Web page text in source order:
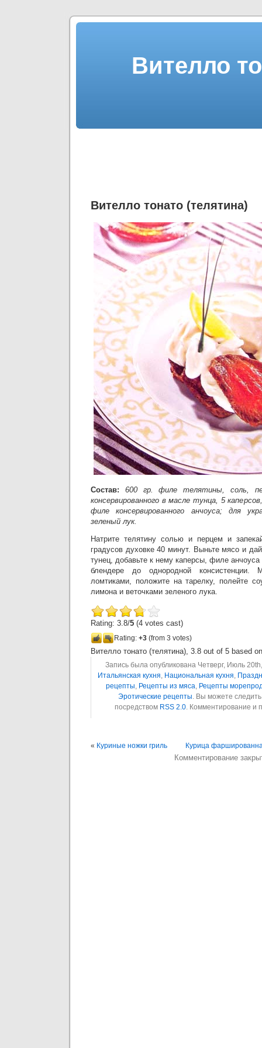
Вителло
Вителло тонато (телятина)
Состав: 600 гр. филе телятины, соль,
консервированного в масле тунца, 5
филе консервированного анчоуса; для
зеленый лук.
Натрите телятину солью и перцем и
градусов духовке 40 минут. Выньте мясо и
тунец, добавьте к нему каперсы, филе
блендере до однородной консистенции.
ломтиками, положите на тарелку, полейте
лимона и веточками зеленого лука.
Rating: 3.8/5 (4 votes cast)
Rating: +3 (from 3 votes)
Вителло тонато (телятина), 3.8 out of 5 based
Запись была опубликована Четверг, Июль
Итальянская кухня, Национальная кухня,
рецепты, Рецепты из мяса, Рецепты
Эротические рецепты. Вы можете
посредством RSS 2.0. Комментирование и
« Куриные ножки гриль Курица
Комментирование